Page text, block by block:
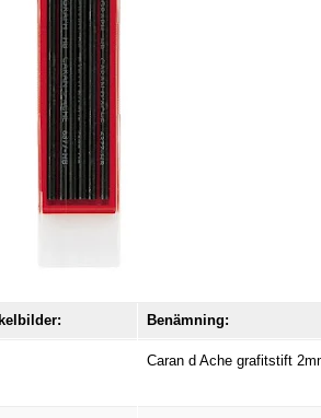
Benämning:
Caran d Ache grafitstift